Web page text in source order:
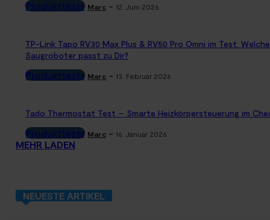
Produkttests Marc - 12. Juni 2026
TP-Link Tapo RV30 Max Plus & RV50 Pro Omni im Test:
Saugroboter passt zu Dir?
Produkttests Marc - 13. Februar 2026
Tado Thermostat Test – Smarte Heizkörpersteuerung im
Produkttests Marc - 16. Januar 2026
MEHR LADEN
NEUESTE ARTIKEL